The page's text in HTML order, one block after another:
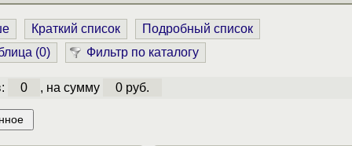
Краткий список
Подробный список
(0) Фильтр по каталогу
0 , на сумму 0 руб.